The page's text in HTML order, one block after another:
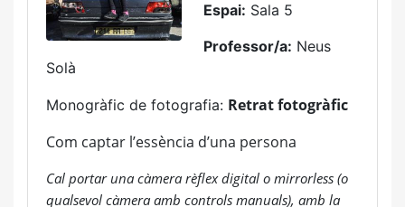
Espai: Sala 5
Professor/a: Neus
Solà
Monogràfic de fotografia: Retrat fotogràfic
Com captar l’essència d’una persona
Cal portar una càmera rèflex digital o mirrorless (o
qualsevol càmera amb controls manuals), amb la